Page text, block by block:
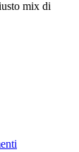
mix di